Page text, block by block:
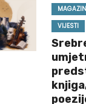
MAGAZIN
VIJESTI